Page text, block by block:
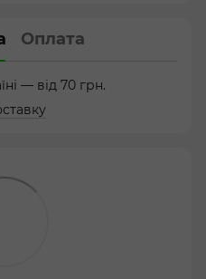
Оплата
— від 70 грн.